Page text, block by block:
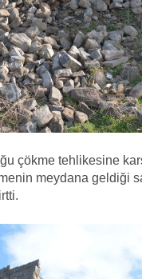
çökme tehlikesine
meydana geldiği